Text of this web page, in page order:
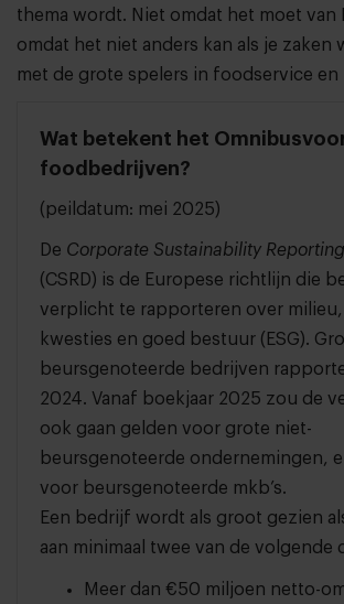
thema wordt. Niet omdat het moet van
omdat het niet anders kan als je zaken
met de grote spelers in foodservice en
Wat betekent het
foodbedrijven?
(peildatum: mei 2025)
De Corporate Sustainability
(CSRD) is de Europese richtlijn die
verplicht te rapporteren over milieu,
kwesties en goed bestuur (ESG).
beursgenoteerde bedrijven
2024. Vanaf boekjaar 2025 zou de
ook gaan gelden voor grote niet-
beursgenoteerde ondernemingen,
voor beursgenoteerde mkb’s.
Een bedrijf wordt als groot gezien
aan minimaal twee van de volgende
Meer dan €50 miljoen netto-